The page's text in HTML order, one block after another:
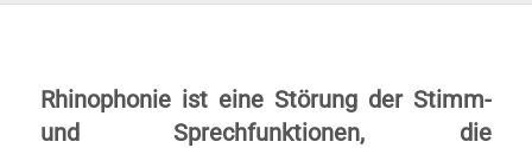
Rhinophonie ist eine Störung der Stimm-
und Sprechfunktionen, die